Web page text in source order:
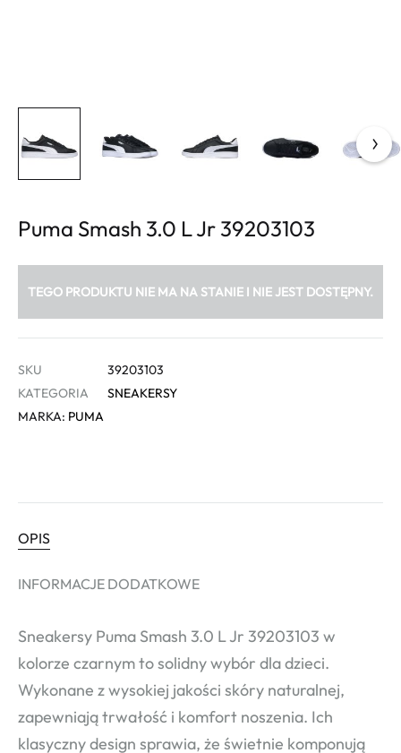
Puma Smash 3.0 L Jr 39203103
TEGO PRODUKTU NIE MA NA STANIE I NIE JEST DOSTĘPNY.
SKU
39203103
KATEGORIA
SNEAKERSY
MARKA: PUMA
OPIS
INFORMACJE DODATKOWE
Sneakersy Puma Smash 3.0 L Jr 39203103 w
kolorze czarnym to solidny wybór dla dzieci.
Wykonane z wysokiej jakości skóry naturalnej,
zapewniają trwałość i komfort noszenia. Ich
klasyczny design sprawia, że świetnie komponują